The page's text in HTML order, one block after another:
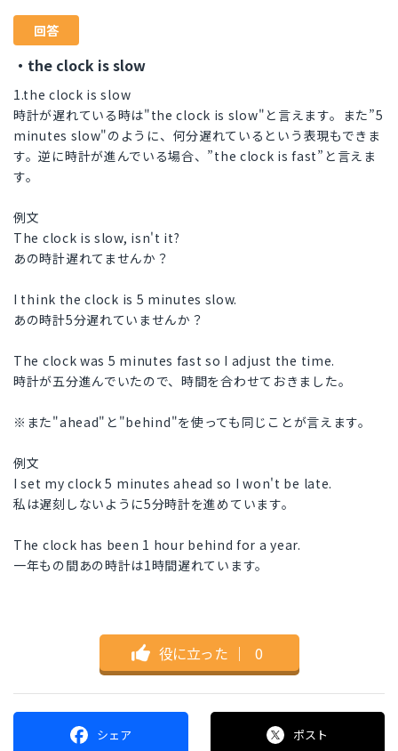
回答
・the clock is slow
1.the clock is slow
時計が遅れている時は"the clock is slow"と言えます。また”5
minutes slow"のように、何分遅れているという表現もできま
す。逆に時計が進んでいる場合、”the clock is fast”と言えま
す。
例文
The clock is slow, isn't it?
あの時計遅れてませんか？
I think the clock is 5 minutes slow.
あの時計5分遅れていませんか？
The clock was 5 minutes fast so I adjust the time.
時計が五分進んでいたので、時間を合わせておきました。
※また"ahead"と"behind"を使っても同じことが言えます。
例文
I set my clock 5 minutes ahead so I won't be late.
私は遅刻しないように5分時計を進めています。
The clock has been 1 hour behind for a year.
一年もの間あの時計は1時間遅れています。
役に立った ｜ 0
シェア ポスト